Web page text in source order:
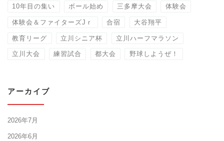
10年目の集い ボール始め 三多摩大会 体験会
体験会＆ファイターズJｒ 合宿 大谷翔平
教育リーグ 立川シニア杯 立川ハーフマラソン
立川大会 練習試合 都大会 野球しようぜ！
アーカイブ
2026年7月
2026年6月